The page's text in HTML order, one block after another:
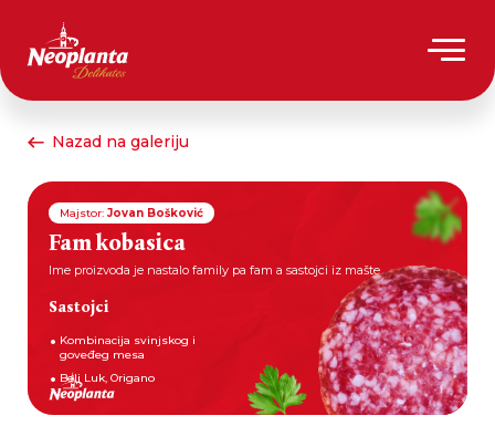
Nazad na galeriju
Majstor: Jovan Bošković
Fam kobasica
Ime proizvoda je nastalo family pa fam a sastojci iz mašte.
Sastojci
Kombinacija svinjskog i
goveđeg mesa
Beli Luk, Origano